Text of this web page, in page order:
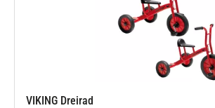
VIKING Dreirad